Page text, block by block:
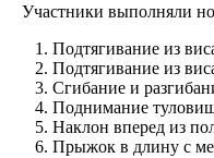
Участники выполняли
Подтягивание из
Подтягивание из
Сгибание и
Поднимание
Наклон вперед из
Прыжок в длину с